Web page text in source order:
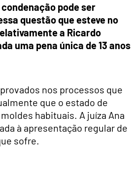
pode ser
questão que esteve no
a Ricardo
uma pena única de 13 anos
nos processos que
que o estado de
habituais. A juíza Ana
à apresentação regular de
sofre.